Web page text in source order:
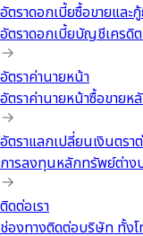
อัตราดอกเบี้ยซื้อขายและ
อัตราดอกเบี้ยบัญชีเครดิ
อัตราค่านายหน้า
อัตราค่านายหน้าซื้อขาย
อัตราแลกเปลี่ยนเงินตรา
การลงทุนหลักทรัพย์ต่าง
ติดต่อเรา
ช่องทางติดต่อบริษัท ทั้งโ